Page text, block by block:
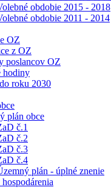
obdobie 2015 - 2018
obdobie 2011 - 2014
OZ
z OZ
poslancov OZ
hodiny
roku 2030
plán obce
č.1
č.2
č.3
č.4
plán - úplné znenie
hospodárenia